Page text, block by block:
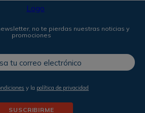
no te pierdas nuestras noticias y
promociones
y la política de privacidad
SUSCRIBIRME